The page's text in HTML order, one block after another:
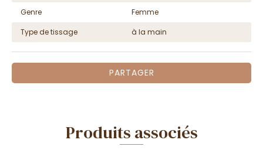
Genre
Femme
Type de tissage
à la main
PARTAGER
Produits associés